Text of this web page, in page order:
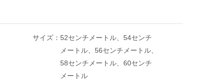
サイズ： 52センチメートル、54センチ
メートル、56センチメートル、
58センチメートル、60センチ
メートル